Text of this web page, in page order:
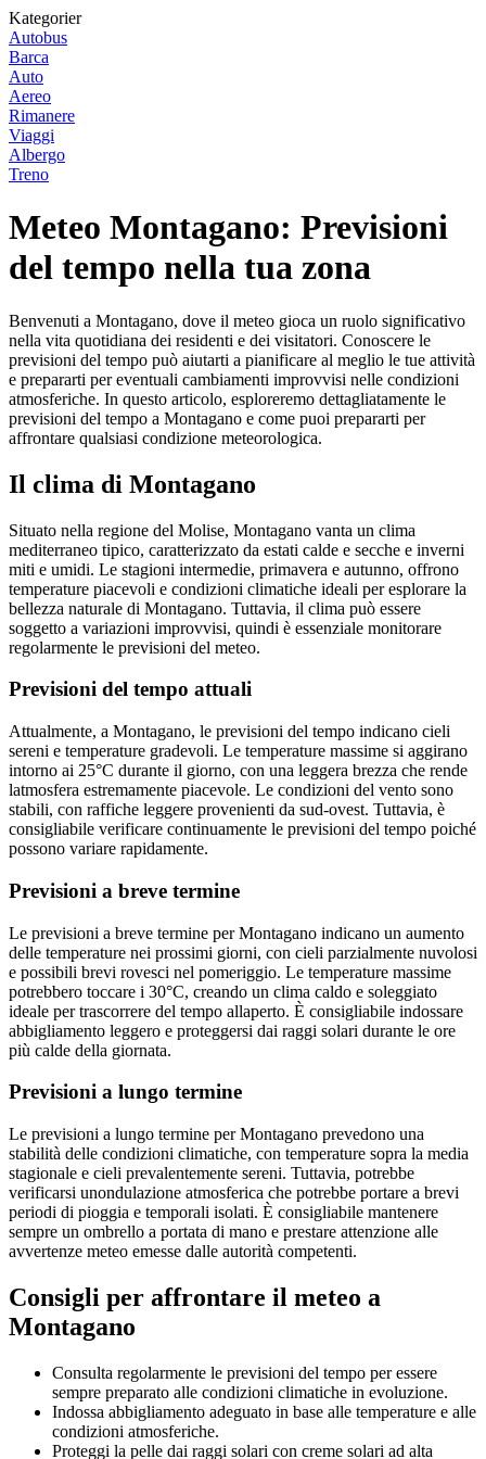
Kategorier
Autobus
Barca
Auto
Aereo
Rimanere
Viaggi
Albergo
Treno
Meteo Montagano: Previsioni
del tempo nella tua zona
Benvenuti a Montagano, dove il meteo gioca un ruolo significativo
nella vita quotidiana dei residenti e dei visitatori. Conoscere le
previsioni del tempo può aiutarti a pianificare al meglio le tue attività
e prepararti per eventuali cambiamenti improvvisi nelle condizioni
atmosferiche. In questo articolo, esploreremo dettagliatamente le
previsioni del tempo a Montagano e come puoi prepararti per
affrontare qualsiasi condizione meteorologica.
Il clima di Montagano
Situato nella regione del Molise, Montagano vanta un clima
mediterraneo tipico, caratterizzato da estati calde e secche e inverni
miti e umidi. Le stagioni intermedie, primavera e autunno, offrono
temperature piacevoli e condizioni climatiche ideali per esplorare la
bellezza naturale di Montagano. Tuttavia, il clima può essere
soggetto a variazioni improvvisi, quindi è essenziale monitorare
regolarmente le previsioni del meteo.
Previsioni del tempo attuali
Attualmente, a Montagano, le previsioni del tempo indicano cieli
sereni e temperature gradevoli. Le temperature massime si aggirano
intorno ai 25°C durante il giorno, con una leggera brezza che rende
latmosfera estremamente piacevole. Le condizioni del vento sono
stabili, con raffiche leggere provenienti da sud-ovest. Tuttavia, è
consigliabile verificare continuamente le previsioni del tempo poiché
possono variare rapidamente.
Previsioni a breve termine
Le previsioni a breve termine per Montagano indicano un aumento
delle temperature nei prossimi giorni, con cieli parzialmente nuvolosi
e possibili brevi rovesci nel pomeriggio. Le temperature massime
potrebbero toccare i 30°C, creando un clima caldo e soleggiato
ideale per trascorrere del tempo allaperto. È consigliabile indossare
abbigliamento leggero e proteggersi dai raggi solari durante le ore
più calde della giornata.
Previsioni a lungo termine
Le previsioni a lungo termine per Montagano prevedono una
stabilità delle condizioni climatiche, con temperature sopra la media
stagionale e cieli prevalentemente sereni. Tuttavia, potrebbe
verificarsi unondulazione atmosferica che potrebbe portare a brevi
periodi di pioggia e temporali isolati. È consigliabile mantenere
sempre un ombrello a portata di mano e prestare attenzione alle
avvertenze meteo emesse dalle autorità competenti.
Consigli per affrontare il meteo a
Montagano
Consulta regolarmente le previsioni del tempo per essere
sempre preparato alle condizioni climatiche in evoluzione.
Indossa abbigliamento adeguato in base alle temperature e alle
condizioni atmosferiche.
Proteggi la pelle dai raggi solari con creme solari ad alta